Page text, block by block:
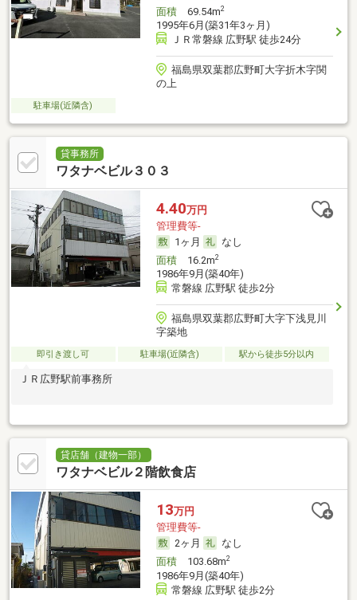
面積69.54m2
1995年6月(築31年3ヶ月)
ＪＲ常磐線 広野駅 徒歩24分
福島県双葉郡広野町大字折木字関
の上
駐車場(近隣含)
貸事務所
ワタナベビル３０３
4.40万円
管理費等-
1ヶ月
なし
面積16.2m2
1986年9月(築40年)
常磐線 広野駅 徒歩2分
福島県双葉郡広野町大字下浅見川
字築地
即引き渡し可 駐車場(近隣含) 駅から徒歩5分以内
ＪＲ広野駅前事務所
貸店舗（建物一部）
ワタナベビル２階飲食店
13万円
管理費等-
2ヶ月
なし
面積103.68m2
1986年9月(築40年)
常磐線 広野駅 徒歩2分